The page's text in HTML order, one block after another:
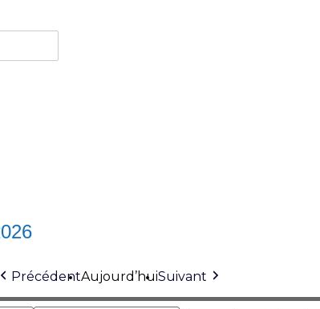
PrécédentAujourd’huiSuivant